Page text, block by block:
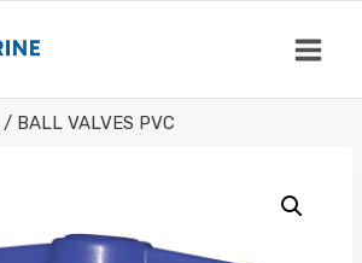
/ BALL VALVES PVC